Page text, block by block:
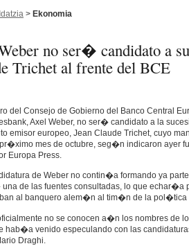
Idatzia > Ekonomia
no ser� candidato a
Trichet al frente del BCE
del Consejo de Gobierno del Banco Central
Axel Weber, no ser� candidato a la
emisor europeo, Jean Claude Trichet, cuyo
mes de octubre, seg�n indicaron ayer
Europa Press.
de Weber no contin�a formando ya
de las fuentes consultadas, lo que echar�a
al banquero alem�n al tim�n de la pol�tica
no se conocen a�n los nombres de
hab�a venido especulando con las
Draghi.